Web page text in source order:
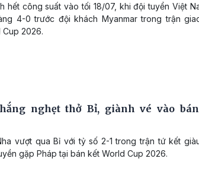
hết công suất vào tối 18/07, khi đội tuyển Việt
4-0 trước đội khách Myanmar trong trận
Cup 2026.
nghẹt thở Bỉ, giành vé vào
vượt qua Bỉ với tỷ số 2-1 trong trận tứ kết
gặp Pháp tại bán kết World Cup 2026.